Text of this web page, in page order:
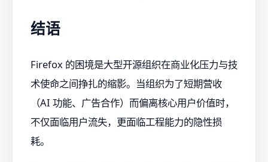
结语
Firefox 的困境是大型开源组织在商业化压力与技
术使命之间挣扎的缩影。当组织为了短期营收
（AI 功能、广告合作）而偏离核心用户价值时，
不仅面临用户流失，更面临工程能力的隐性损
耗。